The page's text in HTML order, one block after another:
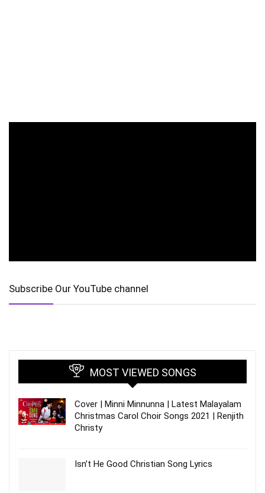
Subscribe Our YouTube channel
MOST VIEWED SONGS
Cover | Minni Minnunna | Latest Malayalam
Christmas Carol Choir Songs 2021 | Renjith
Christy
Isn’t He Good Christian Song Lyrics